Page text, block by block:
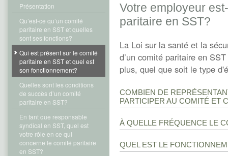
Présentation
Qu’est-ce qu’un comité
paritaire en SST et quelles
sont ses fonctions?
Qui est présent sur le comité
paritaire en SST et quel est
son fonctionnement?
Quelles sont les conditions
de succès d’un comité
paritaire en SST?
En tant que responsable
syndical en SST, quel est
votre rôle en ce qui
concerne le comité paritaire
en SST?
Votre employeur
paritaire en SST?
La Loi sur la santé et la
d’un comité paritaire en
plus, quel que soit le type
COMBIEN DE
PARTICIPER AU COMITÉ ET
À QUELLE FRÉQUENCE LE
QUEL EST LE